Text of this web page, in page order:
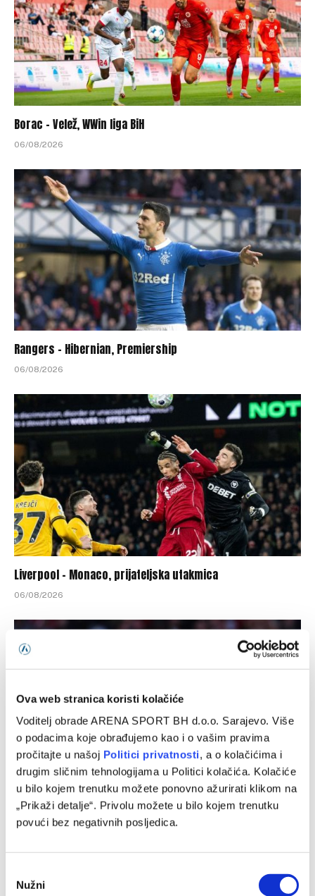
Ova web stranica koristi kolačiće
Voditelj obrade ARENA SPORT BH d.o.o. Sarajevo. Više
o podacima koje obrađujemo kao i o vašim pravima
pročitajte u našoj Politici privatnosti, a o kolačićima i
drugim sličnim tehnologijama u Politici kolačića. Kolačiće
u bilo kojem trenutku možete ponovno ažurirati klikom na
„Prikaži detalje“. Privolu možete u bilo kojem trenutku
povući bez negativnih posljedica.
Selection
Nužni
Borac – Velež, WWin liga BiH
06/08/2026
Rangers – Hibernian, Premiership
06/08/2026
Liverpool – Monaco, prijateljska utakmica
06/08/2026
Manchester City – Atletico Madrid, prijateljska utakmica
05/08/2026